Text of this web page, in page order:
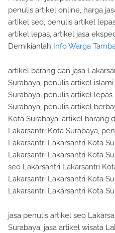
penulis artikel online, harga
artikel seo, penulis artikel
artikel lepas, artikel jasa
Demikianlah Info Warga
artikel barang dan jasa
Surabaya, penulis artikel
Surabaya, penulis artikel
Surabaya, penulis artikel
Kota Surabaya, artikel barang
Lakarsantri Kota Surabaya,
Lakarsantri Lakarsantri Kota
Lakarsantri Lakarsantri Kota
seo Lakarsantri Lakarsantri
Lakarsantri Lakarsantri Kota
Lakarsantri Lakarsantri Kota
jasa penulis artikel seo
Surabaya, jasa artikel wisata